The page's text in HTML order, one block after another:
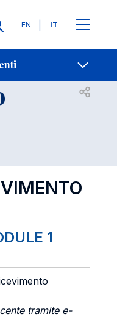
Lingue
EN IT
Open
1
tramite e-